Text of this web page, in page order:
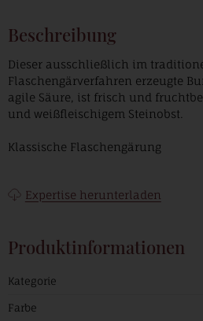
Beschreibung
Dieser ausschließlich im
Flaschengärverfahren erzeugte
agile Säure, ist frisch und
und weißfleischigem Steinobst.
Klassische Flaschengärung
Expertise herunterladen
Produktinformationen
Kategorie
Farbe